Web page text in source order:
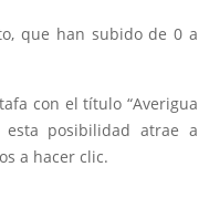
que han subido de 0 a
con el título “Averigua
posibilidad atrae a
a hacer clic.